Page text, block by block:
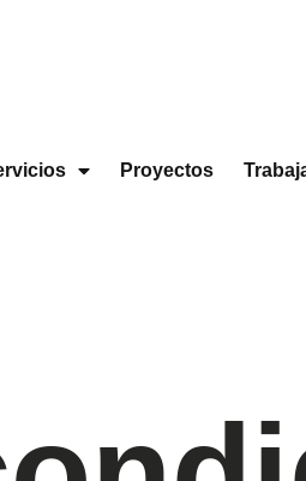
Proyectos